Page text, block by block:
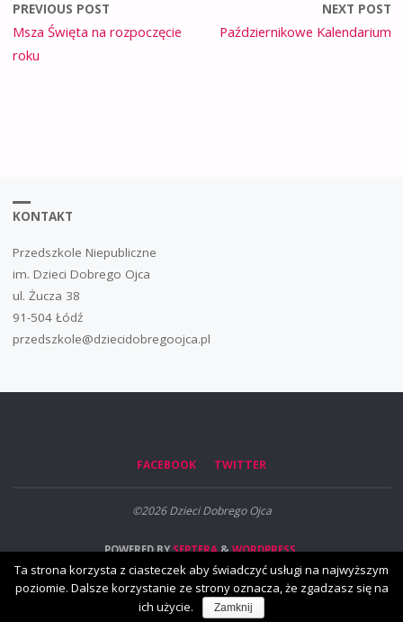
PREVIOUS POST
Msza Święta na rozpoczęcie
roku
NEXT POST
Październikowe Kalendarium
KONTAKT
Przedszkole Niepubliczne
im. Dzieci Dobrego Ojca
ul. Żucza 38
91-504 Łódź
przedszkole@dziecidobregoojca.pl
FACEBOOK TWITTER
©2026 Dzieci Dobrego Ojca
POWERED BYSEPTERA&WORDPRESS.
Ta strona korzysta z ciasteczek aby świadczyć usługi na najwyższym
poziomie. Dalsze korzystanie ze strony oznacza, że zgadzasz się na
ich użycie.
Zamknij